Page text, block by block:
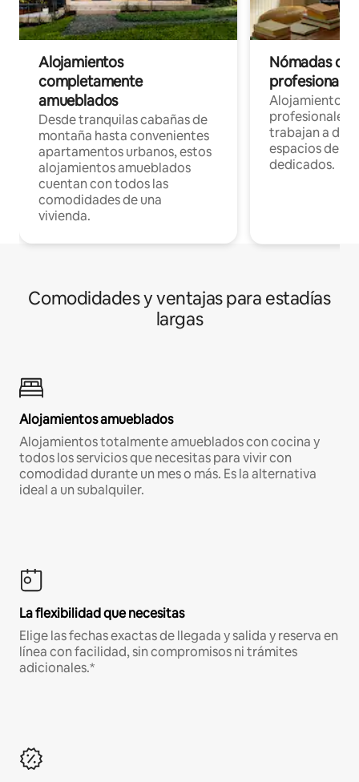
Alojamientos
completamente
amueblados
Desde tranquilas cabañas de
montaña hasta convenientes
apartamentos urbanos, estos
alojamientos amueblados
cuentan con todos las
comodidades de una
vivienda.
Nómadas
Alojamientos
profesionales
trabajan a
espacios de
dedicados.
Comodidades y ventajas para estadías
largas
Alojamientos amueblados
Alojamientos totalmente amueblados con cocina y
todos los servicios que necesitas para vivir con
comodidad durante un mes o más. Es la alternativa
ideal a un subalquiler.
La flexibilidad que necesitas
Elige las fechas exactas de llegada y salida y reserva en
línea con facilidad, sin compromisos ni trámites
adicionales.*